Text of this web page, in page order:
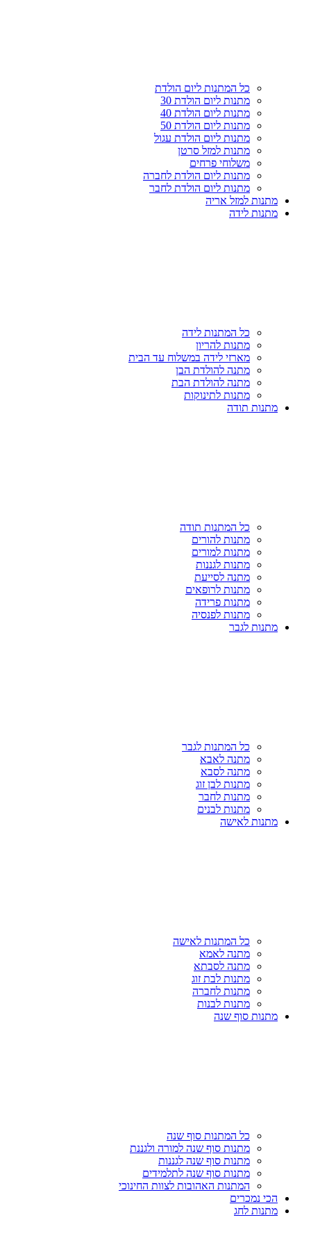
כל המתנות ליום הולדת
מתנות ליום הולדת 30
מתנות ליום הולדת 40
מתנות ליום הולדת 50
מתנות ליום הולדת עגול
מתנות למזל סרטן
משלוחי פרחים
מתנות ליום הולדת לחברה
מתנות ליום הולדת לחבר
מתנות למזל אריה
מתנות לידה
כל המתנות לידה
מתנות להריון
מארזי לידה במשלוח עד הבית
מתנה להולדת הבן
מתנה להולדת הבת
מתנות לתינוקות
מתנות תודה
כל המתנות תודה
מתנות להורים
מתנות למורים
מתנות לגננות
מתנה לסייעת
מתנות לרופאים
מתנות פרידה
מתנות לפנסיה
מתנות לגבר
כל המתנות לגבר
מתנה לאבא
מתנה לסבא
מתנות לבן זוג
מתנות לחבר
מתנות לבנים
מתנות לאישה
כל המתנות לאישה
מתנה לאמא
מתנה לסבתא
מתנות לבת זוג
מתנות לחברה
מתנות לבנות
מתנות סוף שנה
כל המתנות סוף שנה
מתנות סוף שנה למורה ולגננת
מתנות סוף שנה לגננות
מתנות סוף שנה לתלמידים
המתנות האהובות לצוות החינוכי
הכי נמכרים
מתנות לחג